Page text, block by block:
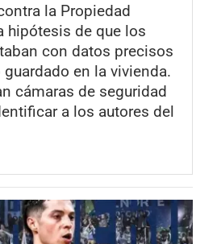
la Propiedad
hipótesis de que los
con datos precisos
en la vivienda.
cámaras de seguridad
a los autores del